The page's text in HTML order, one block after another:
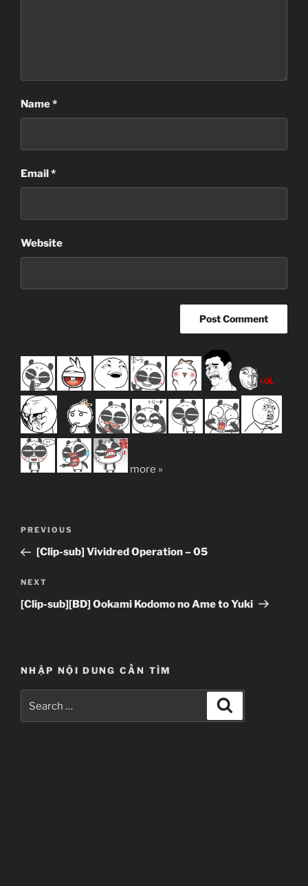
Name*
Email *
Website
more »
Previous
Post
PREVIOUS
[Clip-sub] Vividred Operation – 05
Next
Post
NEXT
[Clip-sub][BD] Ookami Kodomo no Ame to Yuki
NHẬP NỘI DUNG CẦN TÌM